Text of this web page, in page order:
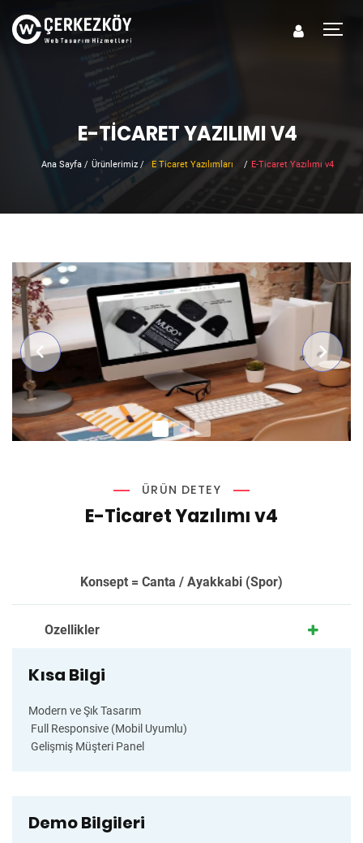
E-TICARET YAZILIMI V4
Ana Sayfa / Ürünlerimiz / E Ticaret Yazılımları / E-Ticaret Yazılımı v4
ÜRÜN DETEY
E-Ticaret Yazılımı v4
Konsept = Canta / Ayakkabi (Spor)
Ozellikler
Kısa Bilgi
Modern ve Şık Tasarım
Full Responsive (Mobil Uyumlu)
Gelişmiş Müşteri Panel
Demo Bilgileri